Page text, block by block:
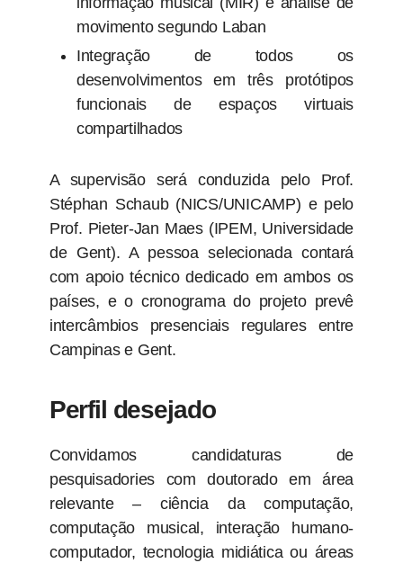
movimento segundo Laban
Integração de todos os
desenvolvimentos em três protótipos
funcionais de espaços virtuais
compartilhados
A supervisão será conduzida pelo Prof.
Stéphan Schaub (NICS/UNICAMP) e pelo
Prof. Pieter-Jan Maes (IPEM, Universidade
de Gent). A pessoa selecionada contará
com apoio técnico dedicado em ambos os
países, e o cronograma do projeto prevê
intercâmbios presenciais regulares entre
Campinas e Gent.
Perfil desejado
Convidamos candidaturas de
pesquisadories com doutorado em área
relevante – ciência da computação,
computação musical, interação humano-
computador, tecnologia midiática ou áreas